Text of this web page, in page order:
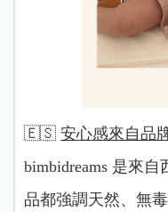
🇪🇸 安心感來自品
bimbidreams 是來
品都強調天然、無